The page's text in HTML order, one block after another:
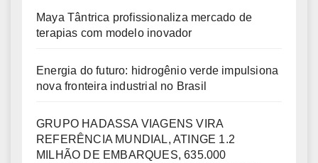
Maya Tântrica profissionaliza mercado de
terapias com modelo inovador
Energia do futuro: hidrogênio verde impulsiona
nova fronteira industrial no Brasil
GRUPO HADASSA VIAGENS VIRA
REFERÊNCIA MUNDIAL, ATINGE 1.2
MILHÃO DE EMBARQUES, 635.000